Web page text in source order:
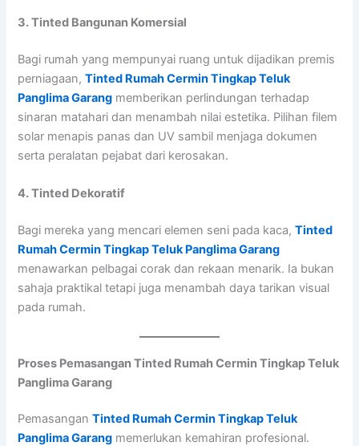
3. Tinted Bangunan Komersial
Bagi rumah yang mempunyai ruang untuk dijadikan premis
perniagaan,Tinted Rumah Cermin Tingkap Teluk
Panglima Garang memberikan perlindungan terhadap
sinaran matahari dan menambah nilai estetika. Pilihan filem
solar menapis panas dan UV sambil menjaga dokumen
serta peralatan pejabat dari kerosakan.
4. Tinted Dekoratif
Bagi mereka yang mencari elemen seni pada kaca,Tinted
Rumah Cermin Tingkap Teluk Panglima Garang
menawarkan pelbagai corak dan rekaan menarik. Ia bukan
sahaja praktikal tetapi juga menambah daya tarikan visual
pada rumah.
Proses Pemasangan Tinted Rumah Cermin Tingkap Teluk
Panglima Garang
PemasanganTinted Rumah Cermin Tingkap Teluk
Panglima Garang memerlukan kemahiran profesional.